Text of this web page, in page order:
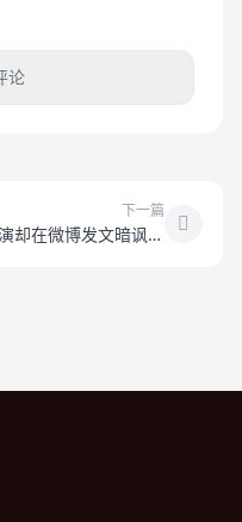
论
下一篇
却在微博发文暗讽片